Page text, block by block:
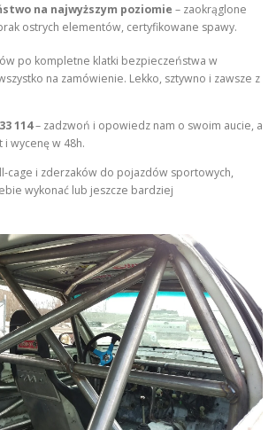
na najwyższym poziomie – zaokrąglone
ostrych elementów, certyfikowane spawy.
po kompletne klatki bezpieczeństwa w
na zamówienie. Lekko, sztywno i zawsze z
114– zadzwoń i opowiedz nam o swoim aucie, a
wycenę w 48h.
cage i zderzaków do pojazdów sportowych,
wykonać lub jeszcze bardziej